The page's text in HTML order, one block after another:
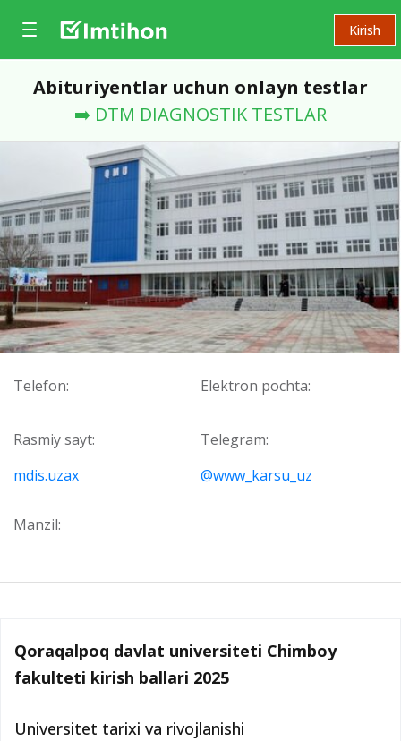
Kirish
Abituriyentlar uchun onlayn testlar
➡️ DTM DIAGNOSTIK TESTLAR
Telefon: Elektron pochta:
Rasmiy sayt:
mdis.uzax
Telegram:
@www_karsu_uz
Manzil:
Qoraqalpoq davlat universiteti Chimboy
fakulteti kirish ballari 2025
Universitet tarixi va rivojlanishi